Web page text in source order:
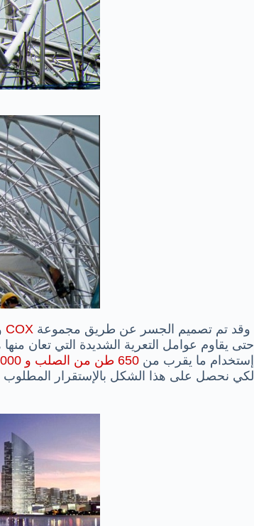
وقد تم تصميم الجسر عن طريق مجموعة
حتى يقاوم عوامل التعرية الشديدة التي تعان
إستخدام ما يقرب من 650 طن من الصلب و 1000 طن من الصلب المختلط بالكربون (Carbon Steel)
لكي نحصل على هذا الشكل بالإستقرار المطلوب